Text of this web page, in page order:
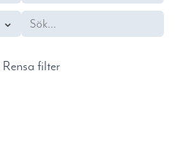
Rensa filter